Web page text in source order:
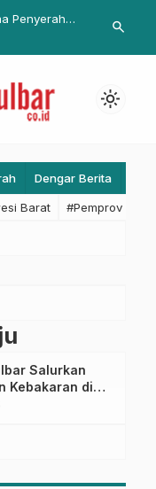
Penyerahan
HUT RI ke-
yang
search
light_mode
Dengar Berita
Barat #Pemprov
Salurkan
Kebakaran di